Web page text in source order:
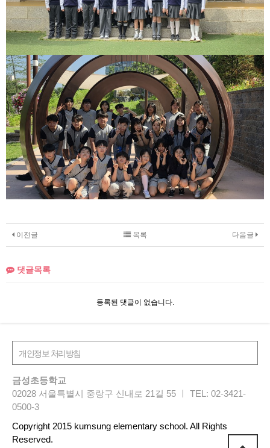
이전글 다음글
목록
댓글목록
등록된 댓글이 없습니다.
금성초등학교
02028 서울특별시 중랑구 신내로 21길 55 ㅣ TEL: 02-3421-
0500-3
Copyright 2015 kumsung elementary school. All Rights
Reserved.